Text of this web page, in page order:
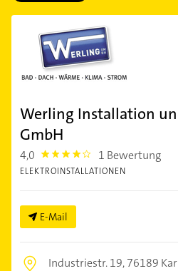
Werling Installation
GmbH
4,0 4.0 1 Bewertung
ELEKTROINSTALLATIONEN
E-Mail
Industriestr. 19,76189